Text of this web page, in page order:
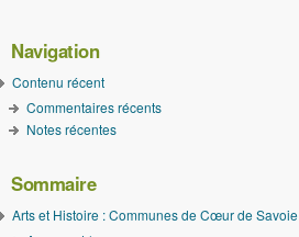
Navigation
Contenu récent
Commentaires récents
Notes récentes
Sommaire
Arts et Histoire : Communes de Cœur de Savoie